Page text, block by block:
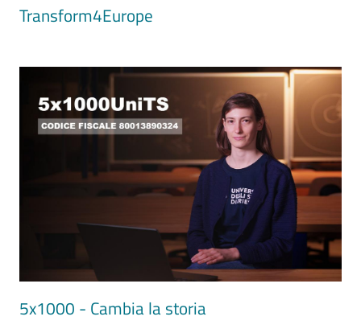
Transform4Europe
5x1000 - Cambia la storia